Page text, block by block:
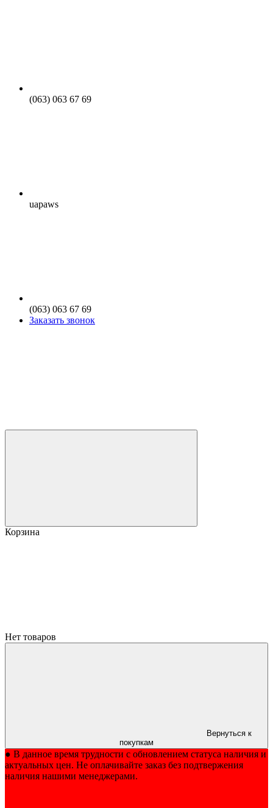
(063) 063 67 69
uapaws
(063) 063 67 69
Заказать звонок
Корзина
Нет товаров
Вернуться к
покупкам
● В данное время трудности с обновлением статуса наличия и
актуальных цен. Не оплачивайте заказ без подтвержения
наличия нашими менеджерами.